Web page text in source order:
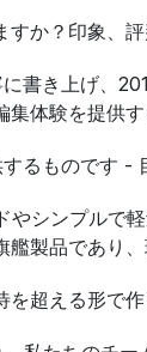
か？印象、
書き上げ、
体験を提供
るものです -
やシンプルで
製品であり
超える形で作